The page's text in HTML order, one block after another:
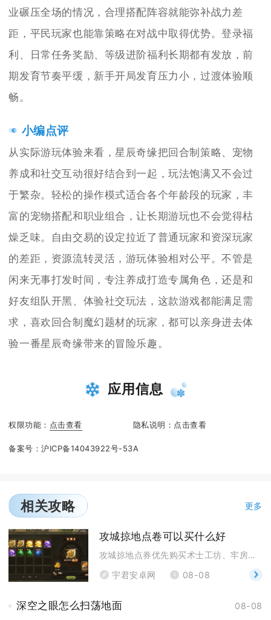
业碾压全场的情况，合理搭配阵容就能弥补战力差
距，平民玩家也能靠策略在对战中取得优势。登录福
利、日常任务奖励、等级进阶福利长期都有发放，前
期发育节奏平缓，新手开局发育压力小，过渡体验顺
畅。
小编点评
从实际游玩体验来看，星辰奇缘把回合制策略、宠物
养成和社交互动很好结合到一起，玩法饱满又不会过
于繁杂。轻松的操作模式适合各个年龄段的玩家，丰
富的宠物搭配和职业组合，让长期游玩也不会觉得枯
燥乏味。自由交易的设定拉近了普通玩家和资深玩家
的差距，资源流转灵活，游玩体验相对公平。不管是
闲来无事打发时间，专注养成打造专属角色，还是和
好友组队开黑、体验社交玩法，这款游戏都能满足需
求，喜欢回合制魔幻题材的玩家，都可以亲身进去体
验一番星辰奇缘带来的冒险乐趣。
应用信息
权限功能： 点击查看 隐私说明： 点击查看
备案号：沪ICP备14043922号-53A
相关攻略 更多
攻城掠地点卷可以买什么好
攻城掠地点券优先购买术士工坊、牢房、核心套装图纸，
宇君安卓网
08-08
深空之眼怎么扫荡地面 08-08